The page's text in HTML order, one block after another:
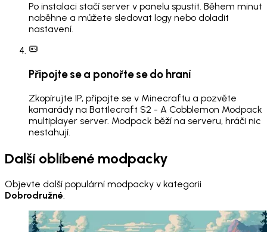
Po instalaci stačí server v panelu spustit. Během minut
naběhne a můžete sledovat logy nebo doladit
nastavení.
Připojte se a ponořte se do hraní
Zkopírujte IP, připojte se v Minecraftu a pozvěte
kamarády na Battlecraft S2 - A Cobblemon Modpack
multiplayer server. Modpack běží na serveru, hráči nic
nestahují.
Další oblíbené modpacky
Objevte další populární modpacky v kategorii
Dobrodružné.